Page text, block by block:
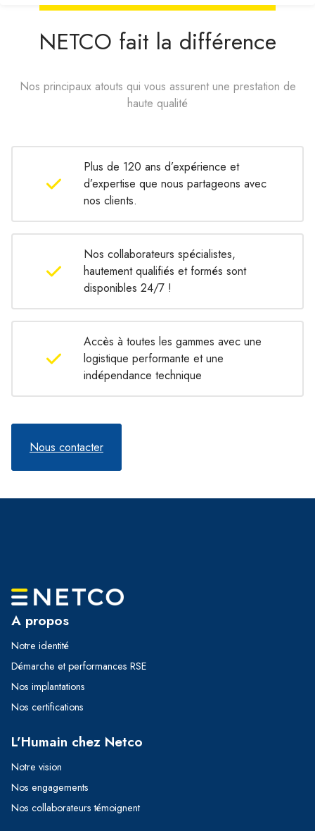
NETCO fait la différence
Nos principaux atouts qui vous assurent une prestation de
haute qualité
Plus de 120 ans d’expérience et
d’expertise que nous partageons avec
nos clients.
Nos collaborateurs spécialistes,
hautement qualifiés et formés sont
disponibles 24/7 !
Accès à toutes les gammes avec une
logistique performante et une
indépendance technique
Nous contacter
A propos
Notre identité
Démarche et performances RSE
Nos implantations
Nos certifications
L’Humain chez Netco
Notre vision
Nos engagements
Nos collaborateurs témoignent